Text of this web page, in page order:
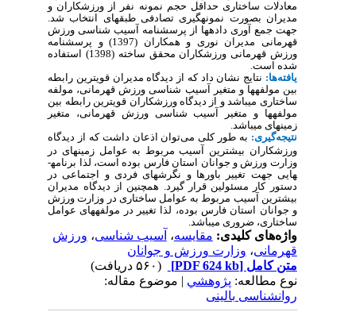
معادلات ساختاری حداقل حجم نمونه نفر از ورزشکاران و
مدیران بصورت نمونه­گیری تصادفی طبقه­ای انتخاب شد.
جهت جمع آوری داده­ها از پرسشنامه آسیب شناسی ورزش
قهرمانی مدیران نوری و همکاران (1397) و پرسشنامه
ورزش قهرمانی ورزشکاران محقق ساخته (1398) استفاده
شده است.
یافته‌ها:نتایج نشان داد که از دیدگاه مدیران قویترین رابطه
بین مولفه­ها و متغیر آسیب شناسی ورزش قهرمانی، مولفه
ساختاری می­باشد و از دیدگاه ورزشکاران قویترین رابطه بین
مولفه­ها و متغیر آسیب شناسی ورزش قهرمانی، متغیر
زمینه­ای می­باشد.
نتیجه‌گیری: به طور کلی می‌توان اذعان داشت که از دیدگاه
ورزشکاران بیشترین آسیب مربوط به عوامل زمینه­ای در
وزارت ورزش و جوانان استان فارس بوده است، لذا برنامه­
هایی جهت تغییر باورها و نگرش­های فردی و اجتماعی در
دستور کار مسئولین قرار گیرد. همچنین از دیدگاه مدیران
بیشترین آسیب مربوط به عوامل ساختاری در وزارت ورزش
و جوانان استان فارس بوده، لذا تغییر در مولفه­های عوامل
ساختاری، ضروری می­باشد.
واژه‌های کلیدی:مقایسه،آسیب شناسی،ورزش
قهرمانی،وزارت ورزش و جوانان
متن کامل[PDF 624 kb]
نوع مطالعه:پژوهشي| موضوع مقاله:
روانشناسی بالینی